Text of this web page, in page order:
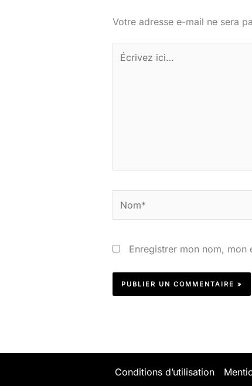
Votre adresse e-mail ne sera
ici…
Enregistrer mon nom,
Conditions d’utilisation